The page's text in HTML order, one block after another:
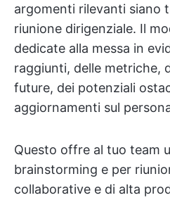
argomenti rilevanti siano
riunione dirigenziale. Il
dedicate alla messa in
raggiunti, delle metriche,
future, dei potenziali
aggiornamenti sul
Questo offre al tuo team
brainstorming e per
collaborative e di alta